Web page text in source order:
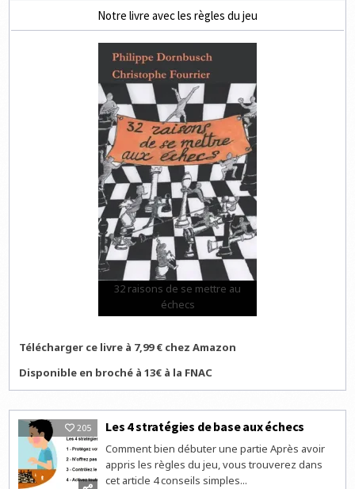
Notre livre avec les règles du jeu
32 raisons de se mettre au
échecs
Télécharger ce livre à 7,99 € chez Amazon
Disponible en broché à 13€ à la FNAC
205 Les 4 stratégies de base aux échecs
Comment bien débuter une partie Après avoir
appris les règles du jeu, vous trouverez dans
cet article 4 conseils simples...